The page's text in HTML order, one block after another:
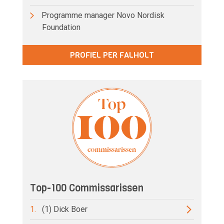
Programme manager Novo Nordisk
Foundation
PROFIEL PER FALHOLT
Top-100 Commissarissen
1. (1) Dick Boer